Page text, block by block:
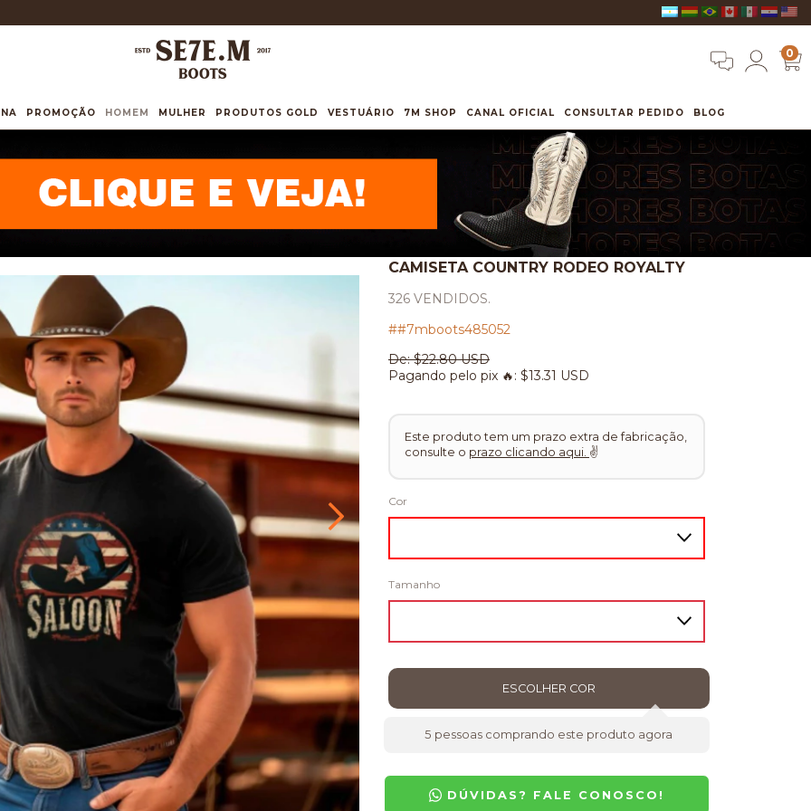
0
PROMOÇÃO HOMEM MULHER PRODUTOS GOLD VESTUÁRIO 7M SHOP CANAL OFICIAL CONSULTAR PEDIDO BLOG
CAMISETA COUNTRY RODEO ROYALTY
326 VENDIDOS.
##7mboots485052
De:$22.80 USD
Pagando pelo pix 🔥: $13.31 USD
Este produto tem um prazo extra de fabricação,
consulte o prazo clicando aqui. ✌
Cor
Tamanho
5 pessoas comprando este produto agora
DÚVIDAS? FALE CONOSCO!